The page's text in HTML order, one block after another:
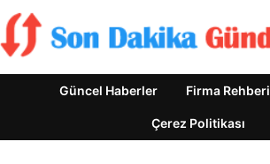
Güncel Haberler Firma Rehberi
Çerez Politikası